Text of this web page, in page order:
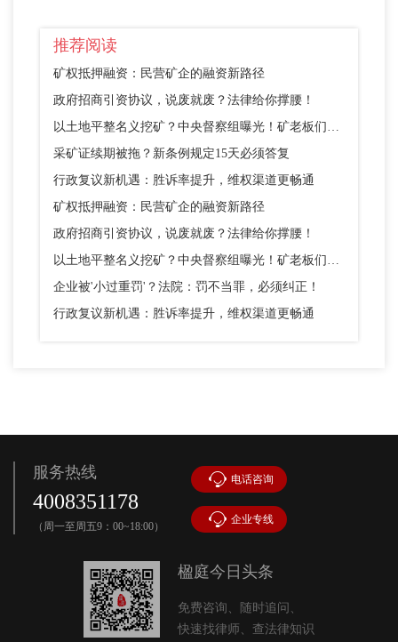
推荐阅读
矿权抵押融资：民营矿企的融资新路径
政府招商引资协议，说废就废？法律给你撑腰！
以土地平整名义挖矿？中央督察组曝光！矿老板们别踩这个坑
采矿证续期被拖？新条例规定15天必须答复
行政复议新机遇：胜诉率提升，维权渠道更畅通
矿权抵押融资：民营矿企的融资新路径
政府招商引资协议，说废就废？法律给你撑腰！
以土地平整名义挖矿？中央督察组曝光！矿老板们别踩这个坑
企业被'小过重罚'？法院：罚不当罪，必须纠正！
行政复议新机遇：胜诉率提升，维权渠道更畅通
服务热线
4008351178
（周一至周五9：00~18:00）
电话咨询
企业专线
楹庭今日头条
免费咨询、随时追问、
快速找律师、查法律知识